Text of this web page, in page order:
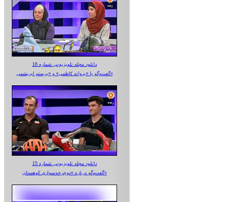
دانلود مجله تلویزیونی شماره 16
گفت‌وگو با «پروانه کاظمی» و «پرستو‌ ابریشمی»
دانلود مجله تلویزیونی شماره 15
گفت‌وگو درباره «دوچرخه‌سواری کوهستان»